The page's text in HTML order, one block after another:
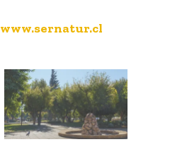
www.sernatur.cl